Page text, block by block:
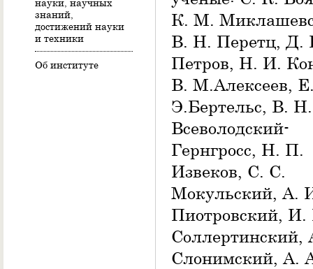
науки, научных
знаний,
достижений науки
и техники
Об институте
К. М.
В. Н. Перетц, Д.
Петров, Н. И.
В. М.Алексеев,
Э.Бертельс, В. Н.
Всеволодский-
Гернгросс, Н. П.
Извеков, С. С.
Мокульский, А.
Пиотровский,
Соллертинский,
Слонимский, А.